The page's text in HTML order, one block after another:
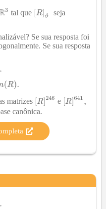
tal que
seja
Se sua resposta foi
Se sua resposta
matrizes
e
canônica.